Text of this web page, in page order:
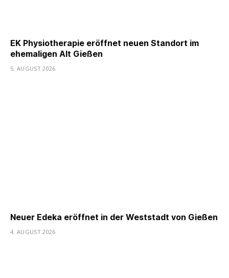
EK Physiotherapie eröffnet neuen Standort im
ehemaligen Alt Gießen
5. AUGUST 2026
Neuer Edeka eröffnet in der Weststadt von Gießen
4. AUGUST 2026